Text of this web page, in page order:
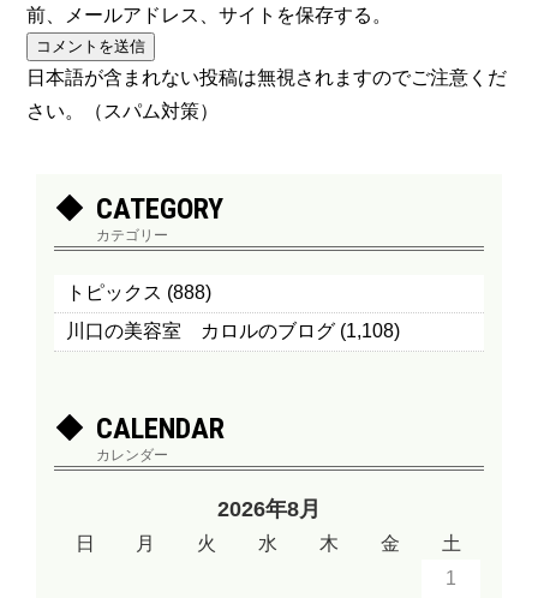
前、メールアドレス、サイトを保存する。
日本語が含まれない投稿は無視されますのでご注意くだ
さい。（スパム対策）
CATEGORY
カテゴリー
トピックス (888)
川口の美容室 カロルのブログ (1,108)
CALENDAR
カレンダー
2026年8月
日 月 火 水 木 金
土
1